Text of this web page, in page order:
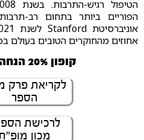
הפוריים ביותר בתחום רב-
אחוזים מהחוקרים הטובים בעולם
קופון 20% הנחה: tipulnet20
לקריאת פרק
הספר
לרכישת
מכון